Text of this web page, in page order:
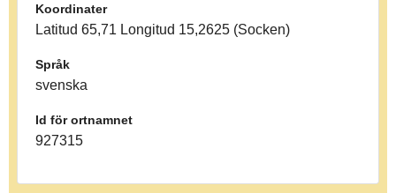
Koordinater
Latitud 65,71 Longitud 15,2625 (Socken)
Språk
svenska
Id för ortnamnet
927315